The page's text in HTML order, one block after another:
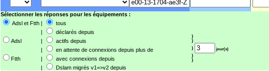
Sélectionner les réponses pour les équipements :
Adsl et Ftth |
tous
|
déclarés depuis
}
}
}
jour(s)
}
}
Adsl |
actifs depuis
|
en attente de connexions depuis plus de
Ftth
|
avec connexions depuis
|
Dslam migrés v1=>v2 depuis